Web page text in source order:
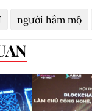
người hâm mộ